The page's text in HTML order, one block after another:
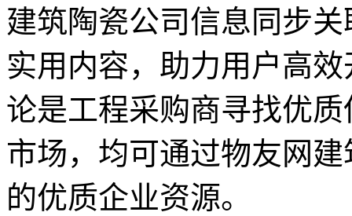
建筑陶瓷公司信息同步
实用内容，助力用户高
论是工程采购商寻找优
市场，均可通过物友网
的优质企业资源。